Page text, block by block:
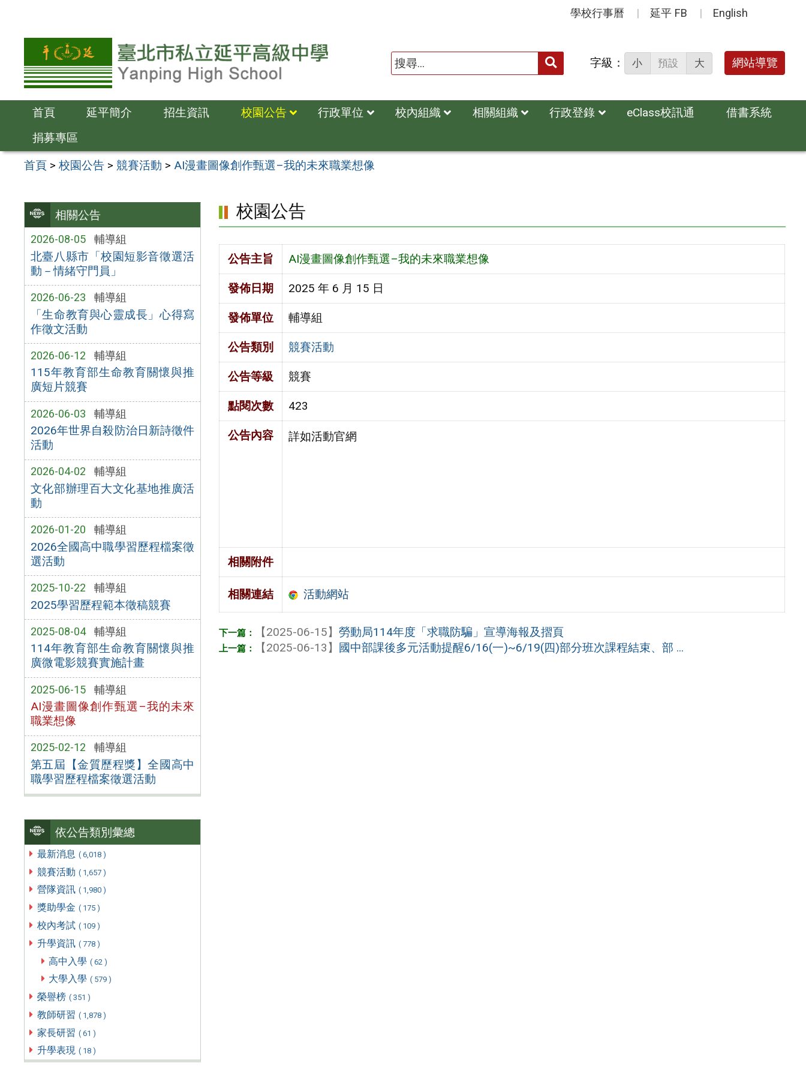
容
學校行事曆 延平 FB English
送出 字級： 小 預設 大 網站導覽
首頁 延平簡介 招生資訊 校園公告 行政單位 校內組織 相關組織 行政登錄 eClass校訊通
借書系統
捐募專區
首頁 >校園公告 >競賽活動 > AI漫畫圖像創作甄選–我的未來職業想像
相關公告
2026-08-05 輔導組
北臺八縣市「校園短影音徵選活
動－情緒守門員」
2026-06-23 輔導組
「生命教育與心靈成長」心得寫
作徵文活動
2026-06-12 輔導組
115年教育部生命教育關懷與推
廣短片競賽
2026-06-03 輔導組
2026年世界自殺防治日新詩徵件
活動
2026-04-02 輔導組
文化部辦理百大文化基地推廣活
動
2026-01-20 輔導組
2026全國高中職學習歷程檔案徵
選活動
2025-10-22 輔導組
2025學習歷程範本徵稿競賽
2025-08-04 輔導組
114年教育部生命教育關懷與推
廣微電影競賽實施計畫
2025-06-15 輔導組
AI漫畫圖像創作甄選–我的未來
職業想像
2025-02-12 輔導組
第五屆【金質歷程獎】全國高中
職學習歷程檔案徵選活動
依公告類別彙總
最新消息 ( 6,018 )
競賽活動 ( 1,657 )
營隊資訊 ( 1,980 )
獎助學金 ( 175 )
校內考試 ( 109 )
升學資訊 ( 778 )
高中入學 ( 62 )
大學入學 ( 579 )
榮譽榜 ( 351 )
教師研習 ( 1,878 )
家長研習 ( 61 )
升學表現 ( 18 )
校園公告
公告主旨 AI漫畫圖像創作甄選–我的未來職業想像
發佈日期 2025 年 6 月 15 日
發佈單位 輔導組
公告類別 競賽活動
公告等級 競賽
點閱次數 423
公告內容 詳如活動官網
相關附件
相關連結 活動網站
【2025-06-15】勞動局114年度「求職防騙」宣導海報及摺頁
【2025-06-13】 國中部課後多元活動提醒6/16(一)~6/19(四)部分班次課程結束、部 ...